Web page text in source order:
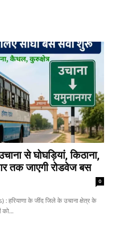
से घोघड़ियां, किठाना,
तक जाएगी रोडवेज बस
0
हरियाणा के जींद जिले के उचाना क्षेत्र के
को...